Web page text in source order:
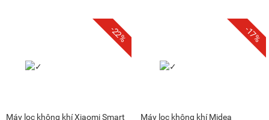
-22%
Máy lọc không khí Xiaomi Smart
-17%
Máy lọc không khí Midea